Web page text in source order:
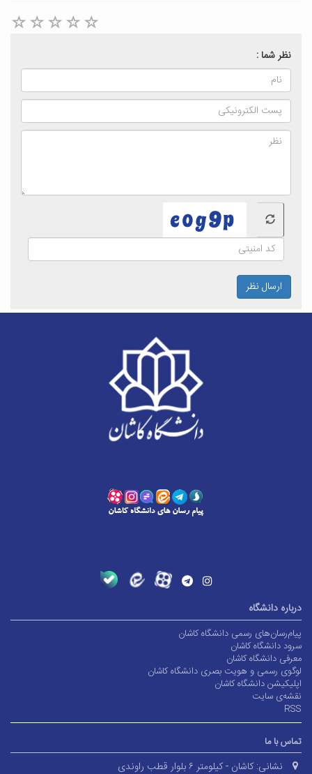
نظر شما :
ارسال نظر
درباره دانشگاه
پیام‌رسان‌های رسمی دانشگاه کاشان
سرود دانشگاه کاشان
معرفی دانشگاه کاشان
لوگوی رسمی و هویت بصری دانشگاه کاشان
اپلیکیشن دانشگاه کاشان
نقشه‌ی سایت
RSS
تماس با ما
نشانی: کاشان - کیلومتر ۶ بلوار قطب راوندی